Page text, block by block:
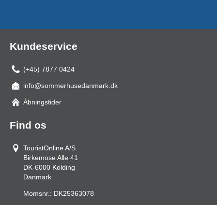
Kundeservice
(+45) 7877 0424
info@sommerhusedanmark.dk
Åbningstider
Find os
TouristOnline A/S
Birkemose Alle 41
DK-6000 Kolding
Danmark
Momsnr.: DK25363078